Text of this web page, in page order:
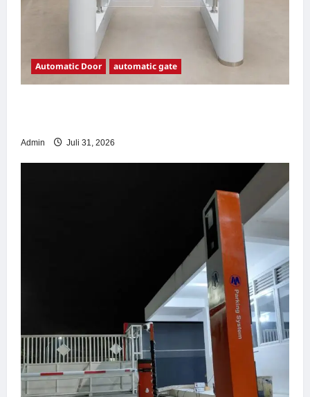
Automatic Door automatic gate
Admin Juli 31, 2026